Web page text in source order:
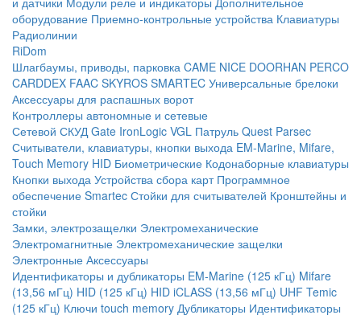
оборудование Приемно-контрольные устройства Клавиатуры
Радиолинии
RiDom
Шлагбаумы, приводы, парковка CAME NICE DOORHAN PERCO
CARDDEX FAAC SKYROS SMARTEC Универсальные брелоки
Аксессуары для распашных ворот
Контроллеры автономные и сетевые
Сетевой СКУД Gate IronLogic VGL Патруль Quest Parsec
Считыватели, клавиатуры, кнопки выхода EM-Marine, Mifare,
Touch Memory HID Биометрические Кодонаборные клавиатуры
Кнопки выхода Устройства сбора карт Программное
обеспечение Smartec Стойки для считывателей Кронштейны и
стойки
Замки, электрозащелки Электромеханические
Электромагнитные Электромеханические защелки
Электронные Аксессуары
Идентификаторы и дубликаторы EM-Marine (125 кГц) Mifare
(13,56 мГц) HID (125 кГц) HID iCLASS (13,56 мГц) UHF Temic
(125 кГц) Ключи touch memory Дубликаторы Идентификаторы